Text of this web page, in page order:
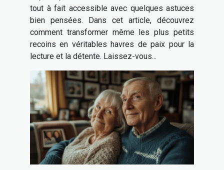
tout à fait accessible avec quelques astuces
bien pensées. Dans cet article, découvrez
comment transformer même les plus petits
recoins en véritables havres de paix pour la
lecture et la détente. Laissez-vous...